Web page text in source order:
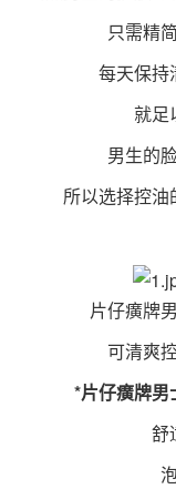
只需精简
每天保持
就足
男生的脸
所以选择控油
片仔癀牌男
可清爽控
*片仔癀牌男
舒
泡